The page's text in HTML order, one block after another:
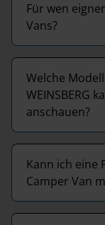
Für wen
Vans?
Welche
WEINSBERG
anschauen?
Kann ich eine
Camper Van